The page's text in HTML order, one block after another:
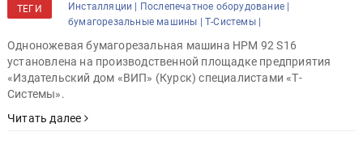
ТЕГИ Инсталляции |
Послепечатное оборудование |
бумагорезальные машины |
Т-Системы |
Одноножевая бумагорезальная машина HPM 92 S16
установлена на производственной площадке предприятия
«Издательский дом «ВИП» (Курск) специалистами «Т-
Системы».
Читать далее